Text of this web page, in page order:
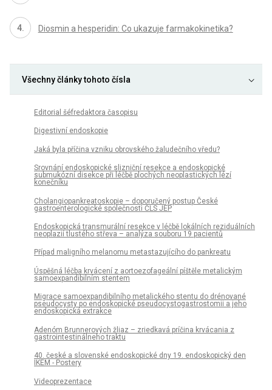
Diosmin a hesperidin: Co ukazuje farmakokinetika?
Všechny články tohoto čísla
Editorial šéfredaktora časopisu
Digestivní endoskopie
Jaká byla příčina vzniku obrovského žaludečního vředu?
Srovnání endoskopické slizniční resekce a endoskopické
submukózní disekce při léčbě plochých neoplastických lézí
konečníku
Cholangiopankreatoskopie – doporučený postup České
gastroenterologické společnosti ČLS JEP
Endoskopická transmurální resekce v léčbě lokálních reziduálních
neoplazií tlustého střeva – analýza souboru 19 pacientů
Případ maligního melanomu metastazujícího do pankreatu
Úspěšná léčba krvácení z aortoezofageální píštěle metalickým
samoexpandibilním stentem
Migrace samoexpandibilního metalického stentu do drénované
pseudocysty po endoskopické pseudocystogastrostomii a jeho
endoskopická extrakce
Adenóm Brunnerových žliaz – zriedkavá príčina krvácania z
gastrointestinálneho traktu
40. české a slovenské endoskopické dny 19. endoskopický den
IKEM - Postery
Videoprezentace